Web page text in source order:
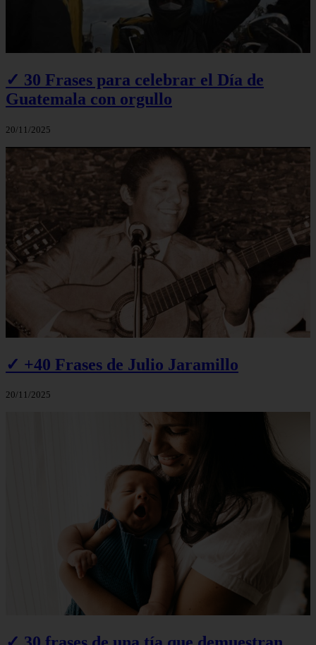
✓ 30 Frases para celebrar el Día de
Guatemala con orgullo
20/11/2025
✓ +40 Frases de Julio Jaramillo
20/11/2025